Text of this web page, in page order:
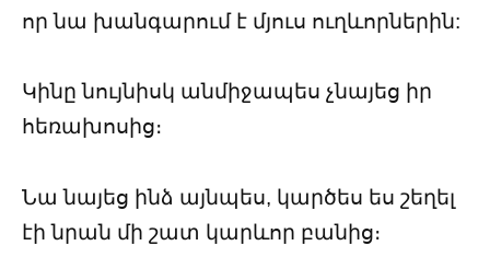
որ նա խանգարում է մյուս ուղևորներին:
Կինը նույնիսկ անմիջապես չնայեց իր
հեռախոսից։
Նա նայեց ինձ այնպես, կարծես ես շեղել
էի նրան մի շատ կարևոր բանից։